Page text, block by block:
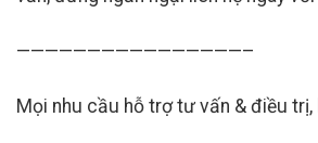
————————————————–
Mọi nhu cầu hỗ trợ tư vấn & điều trị,